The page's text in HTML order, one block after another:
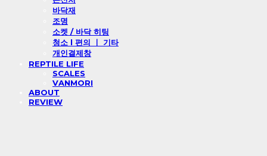
바닥재
조명
소켓 / 바닥 히팅
청소 l 편의 ㅣ 기타
개인결제창
REPTILE LIFE
SCALES
VANMORI
ABOUT
REVIEW